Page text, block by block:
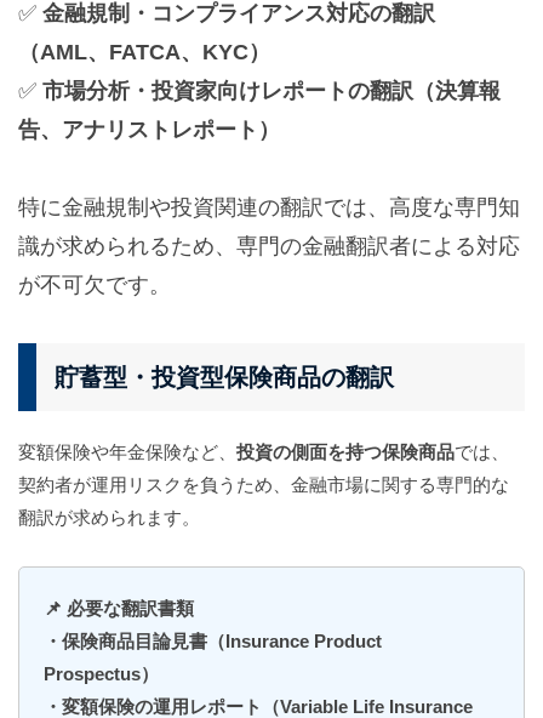
✅ 金融規制・コンプライアンス対応の翻訳
（AML、FATCA、KYC）
✅ 市場分析・投資家向けレポートの翻訳（決算報
告、アナリストレポート）
特に金融規制や投資関連の翻訳では、高度な専門知
識が求められるため、専門の金融翻訳者による対応
が不可欠です。
貯蓄型・投資型保険商品の翻訳
変額保険や年金保険など、 投資の側面を持つ保険商品では、
契約者が運用リスクを負うため、金融市場に関する専門的な
翻訳が求められます。
📌 必要な翻訳書類
・保険商品目論見書（Insurance Product
Prospectus）
・変額保険の運用レポート（Variable Life Insurance